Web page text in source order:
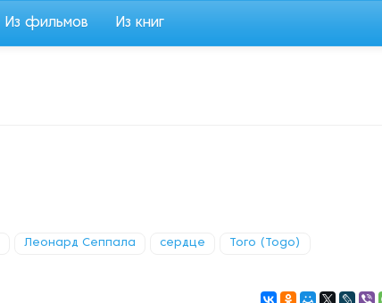
Из фильмов Из книг
Леонард Сеппала сердце Того (Togo)